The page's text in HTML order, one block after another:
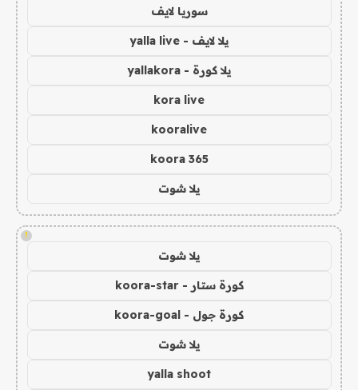
سوريا لايف
يلا لايف - yalla live
يلا كورة - yallakora
kora live
kooralive
koora 365
يلا شوت
!
يلا شوت
كورة ستار - koora-star
كورة جول - koora-goal
يلا شوت
yalla shoot